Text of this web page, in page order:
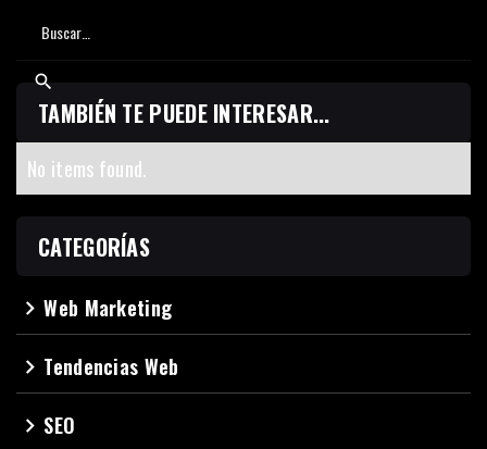
TAMBIÉN TE PUEDE INTERESAR...
No items found.
CATEGORÍAS
navigate_nextWeb Marketing
navigate_next Tendencias Web
navigate_next SEO